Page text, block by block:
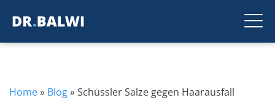
Home» Blog»Schüssler Salze gegen Haarausfall